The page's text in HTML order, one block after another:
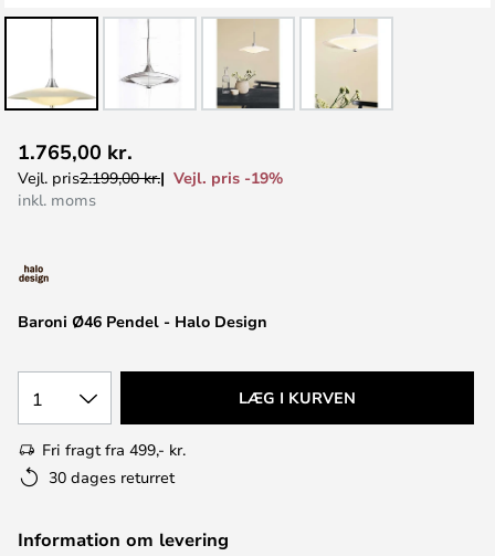
til
starten
Baroni Ø46 Pendel - Halo Design
1.765,00 kr.
Vejl. pris2.199,00 kr.
Vejl. pris -19%
inkl. moms
1 LÆG I KURVEN
Fri fragt fra 499,- kr.
30 dages returret
Information om levering